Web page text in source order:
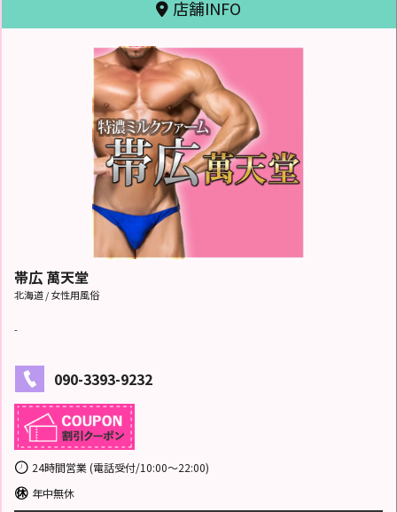
店舗INFO
帯広 萬天堂
北海道 / 女性用風俗
-
090-3393-9232
24時間営業 (電話受付/10:00～22:00)
年中無休